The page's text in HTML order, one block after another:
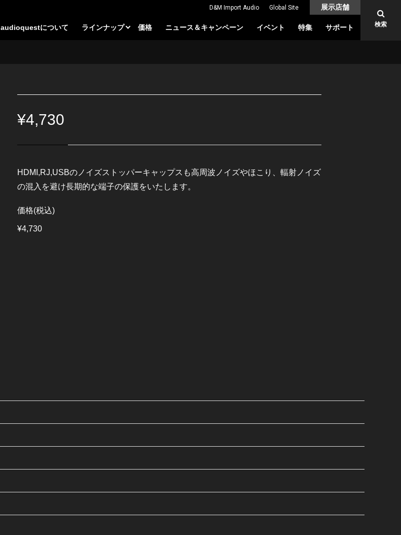
検索
audioquestについて ラインナップ 価格 ニュース＆キャンペーン イベント 特集 サポート
D&M Import Audio Global Site 展示店舗
¥4,730
HDMI,RJ,USBのノイズストッパーキャップスも高周波ノイズやほこり、輻射ノイズ
の混入を避け長期的な端子の保護をいたします。
価格(税込)
¥4,730